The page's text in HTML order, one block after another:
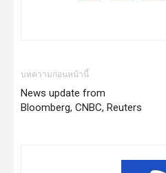
บทความก่อนหน้านี้
News update from
Bloomberg, CNBC, Reuters